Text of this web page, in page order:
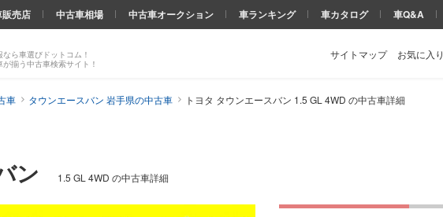
ら車選びドットコム！
揃う中古車検索サイト！
サイトマップ お気に入り
売店 中古車相場 中古車オークション 車ランキング 車カタログ 車Q&A
車 タウンエースバン 岩手県の中古車 トヨタ タウンエースバン 1.5 GL 4WD の中古車詳細
ン 1.5 GL 4WD の中古車詳細